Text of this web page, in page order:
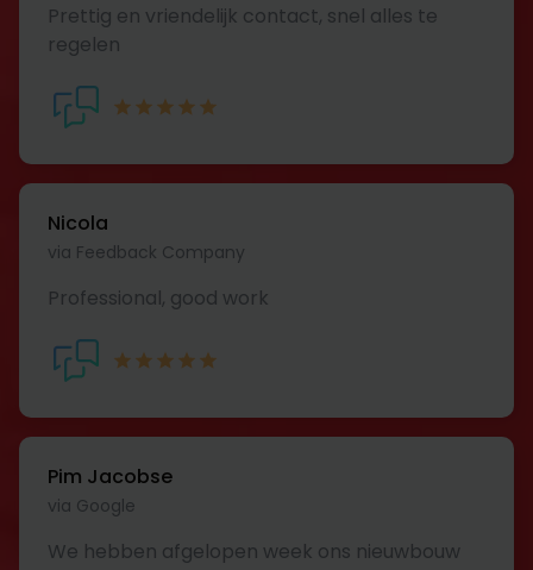
Prettig en vriendelijk contact, snel alles te
regelen
Nicola
via Feedback Company
Professional, good work
Pim Jacobse
via Google
We hebben afgelopen week ons nieuwbouw